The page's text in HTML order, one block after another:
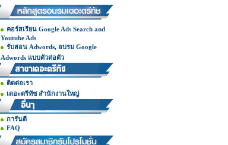
คอร์สเรียน Google Ads Search and
Youtube Ads
รับสอน Adwords, อบรม Google
Adwords แบบตัวต่อตัว
ติดต่อเรา
เดอะตรีทัช สำนักงานใหญ่
การันตี
FAQ